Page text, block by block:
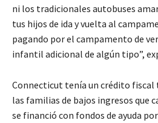
ni los tradicionales autobuses
tus hijos de ida y vuelta al
pagando por el campamento de
infantil adicional de algún tipo”,
Connecticut tenía un crédito
las familias de bajos ingresos que
se financió con fondos de ayuda